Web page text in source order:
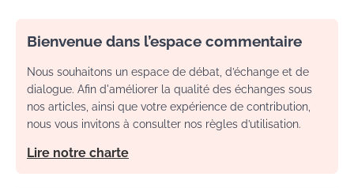
Bienvenue dans l’espace commentaire
Nous souhaitons un espace de débat, d’échange et de
dialogue. Afin d'améliorer la qualité des échanges sous
nos articles, ainsi que votre expérience de contribution,
nous vous invitons à consulter nos règles d’utilisation.
Lire notre charte